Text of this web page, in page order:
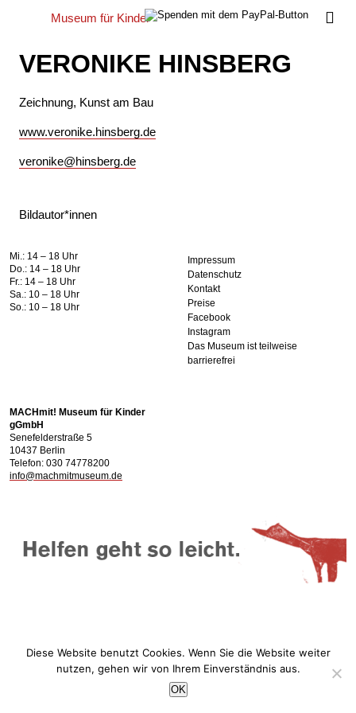
Museum für Kinder
VERONIKE HINSBERG
Zeichnung, Kunst am Bau
www.veronike.hinsberg.de
veronike@hinsberg.de
Bildautor*innen
Mi.: 14 – 18 Uhr
Do.: 14 – 18 Uhr
Fr.: 14 – 18 Uhr
Sa.: 10 – 18 Uhr
So.: 10 – 18 Uhr
Impressum
Datenschutz
Kontakt
Preise
Facebook
Instagram
Das Museum ist teilweise
barrierefrei
MACHmit! Museum für Kinder
gGmbH
Senefelderstraße 5
10437 Berlin
Telefon: 030 74778200
info@machmitmuseum.de
Diese Website benutzt Cookies. Wenn Sie die Website weiter
nutzen, gehen wir von Ihrem Einverständnis aus.
OK